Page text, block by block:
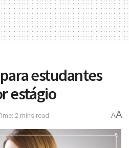
estudantes
estágio
2 mins read AA